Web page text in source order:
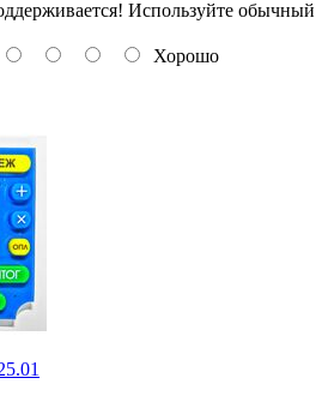
Используйте обычный
Хорошо